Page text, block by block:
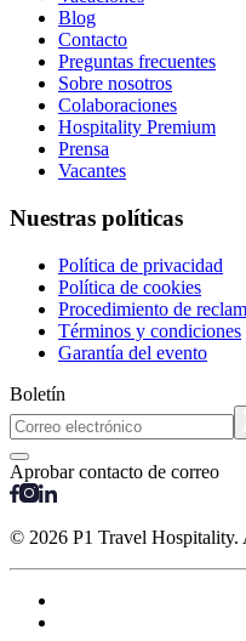
Blog
Contacto
Preguntas frecuentes
Sobre nosotros
Colaboraciones
Hospitality Premium
Prensa
Vacantes
Nuestras políticas
Política de privacidad
Política de cookies
Procedimiento de
Términos y condiciones
Garantía del evento
Boletín
Aprobar contacto de correo
© 2026 P1 Travel Hospitality.